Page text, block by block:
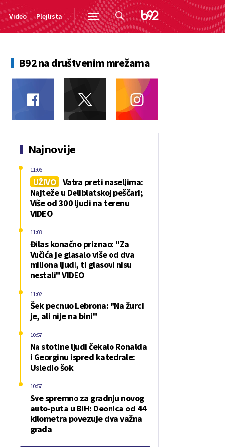
Video Plejlista
B92 na društvenim mrežama
Najnovije
UŽIVO Vatra preti naseljima:
Najteže u Deliblatskoj peščari;
Više od 300 ljudi na terenu
VIDEO
11:06
Đilas konačno priznao: "Za
Vučića je glasalo više od dva
miliona ljudi, ti glasovi nisu
nestali" VIDEO
11:03
Šek pecnuo Lebrona: "Na žurci
je, ali nije na bini"
11:02
Na stotine ljudi čekalo Ronalda
i Georginu ispred katedrale:
Usledio šok
10:57
Sve spremno za gradnju novog
auto-puta u BiH: Deonica od 44
kilometra povezuje dva važna
grada
10:57